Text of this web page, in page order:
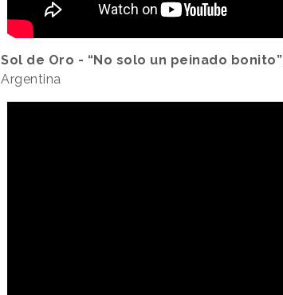
Sol de Oro - “No solo un peinado bonito”
Argentina